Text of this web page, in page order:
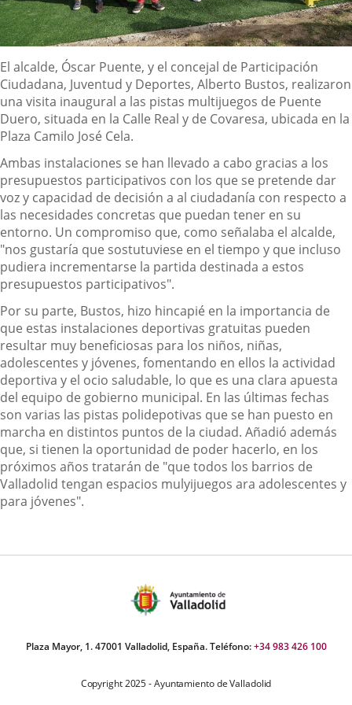
Descripción
El alcalde, Óscar Puente, y el concejal de Participación
Ciudadana, Juventud y Deportes, Alberto Bustos, realizaron
una visita inaugural a las pistas multijuegos de Puente
Duero, situada en la Calle Real y de Covaresa, ubicada en la
Plaza Camilo José Cela.
Ambas instalaciones se han llevado a cabo gracias a los
presupuestos participativos con los que se pretende dar
voz y capacidad de decisión a al ciudadanía con respecto a
las necesidades concretas que puedan tener en su
entorno. Un compromiso que, como señalaba el alcalde,
"nos gustaría que sostutuviese en el tiempo y que incluso
pudiera incrementarse la partida destinada a estos
presupuestos participativos".
Por su parte, Bustos, hizo hincapié en la importancia de
que estas instalaciones deportivas gratuitas pueden
resultar muy beneficiosas para los niños, niñas,
adolescentes y jóvenes, fomentando en ellos la actividad
deportiva y el ocio saludable, lo que es una clara apuesta
del equipo de gobierno municipal. En las últimas fechas
son varias las pistas polidepotivas que se han puesto en
marcha en distintos puntos de la ciudad. Añadió además
que, si tienen la oportunidad de poder hacerlo, en los
próximos años tratarán de "que todos los barrios de
Valladolid tengan espacios mulyijuegos ara adolescentes y
para jóvenes".
Plaza Mayor, 1. 47001 Valladolid, España. Teléfono:+34 983 426 100
Copyright 2025 - Ayuntamiento de Valladolid